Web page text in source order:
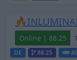
Online | 88.25
DE 88.25